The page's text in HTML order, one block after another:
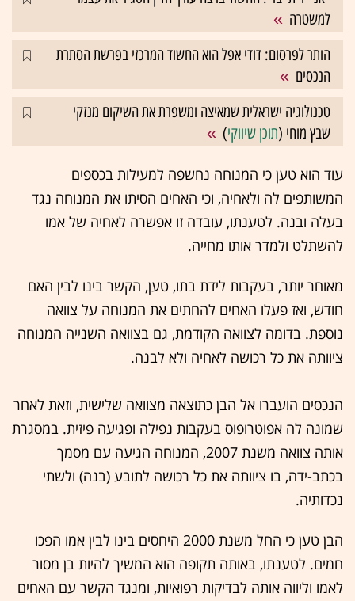
למשטרה
הותר לפרסום: דודי אפל הוא החשוד המרכזי בפרשת הסתרת
הנכסים
טכנולוגיה ישראלית שמאיצה ומשפרת את השיקום מנזקי
שבץ מוחי (תוכן שיווקי)
עוד הוא טען כי המנוחה נחשפה למעילות בכספים
המשותפים לה ולאחיה, וכי האחים הסיתו את המנוחה נגד
בעלה ובנה. לטענתו, עובדה זו אפשרה לאחיה של אמו
להשתלט ולמדר אותו מחייה.
מאוחר יותר, בעקבות לידת בתו, טען, הקשר בינו לבין האם
חודש, ואז פעלו האחים להחתים את המנוחה על צוואה
נוספת. בדומה לצוואה הקודמת, גם בצוואה השנייה המנוחה
ציוותה את כל רכושה לאחיה ולא לבנה.
הנכסים הועברו אל הבן כתוצאה מצוואה שלישית, וזאת לאחר
שמונה לה אפוטרופוס בעקבות נפילה ופגיעה פיזית. במסגרת
אותה צוואה משנת 2007, המנוחה הגיעה עם מסמך
בכתב-ידה, בו ציוותה את כל רכושה לתובע (בנה) ולשתי
נכדותיה.
הבן טען כי החל משנת 2000 היחסים בינו לבין אמו הפכו
חמים. לטענתו, באותה תקופה הוא המשיך להיות בן מסור
לאמו וליווה אותה לבדיקות רפואיות, ומנגד הקשר עם האחים